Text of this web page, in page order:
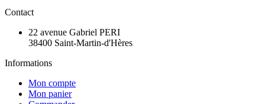
Contact
22 avenue Gabriel PERI
38400 Saint-Martin-d'Hères
Informations
Mon compte
Mon panier